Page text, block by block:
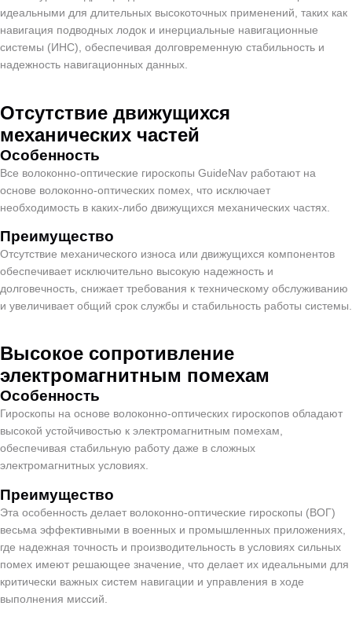
идеальными для длительных высокоточных применений, таких как
навигация подводных лодок и инерциальные навигационные
системы (ИНС), обеспечивая долговременную стабильность и
надежность навигационных данных.
Отсутствие движущихся
механических частей
Особенность
Все волоконно-оптические гироскопы GuideNav работают на
основе волоконно-оптических помех, что исключает
необходимость в каких-либо движущихся механических частях.
Преимущество
Отсутствие механического износа или движущихся компонентов
обеспечивает исключительно высокую надежность и
долговечность, снижает требования к техническому обслуживанию
и увеличивает общий срок службы и стабильность работы системы.
Высокое сопротивление
электромагнитным помехам
Особенность
Гироскопы на основе волоконно-оптических гироскопов обладают
высокой устойчивостью к электромагнитным помехам,
обеспечивая стабильную работу даже в сложных
электромагнитных условиях.
Преимущество
Эта особенность делает волоконно-оптические гироскопы (ВОГ)
весьма эффективными в военных и промышленных приложениях,
где надежная точность и производительность в условиях сильных
помех имеют решающее значение, что делает их идеальными для
критически важных систем навигации и управления в ходе
выполнения миссий.